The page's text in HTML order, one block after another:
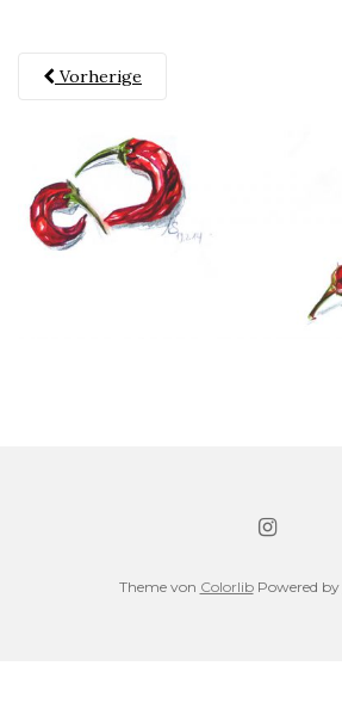
Vorherige
Theme von ColorlibPowered by